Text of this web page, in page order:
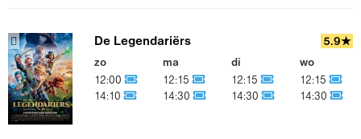
De Legendariërs 5.9★
zo
12:00
14:10
ma
12:15
14:30
di
12:15
14:30
wo
12:15
14:30